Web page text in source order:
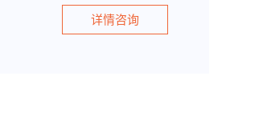
详情咨询